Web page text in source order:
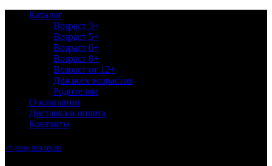
Каталог
Возраст 3+
Возраст 5+
Возраст 6+
Возраст 8+
Возраст от 12+
Для всех возрастов
Родителям
О компании
Доставка и оплата
Контакты
+7 (999) 999-99-99